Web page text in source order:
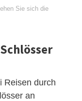
Sie sich die
Reisen durch
an